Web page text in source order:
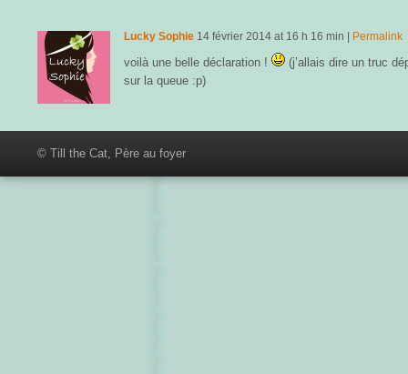
Lucky Sophie 14 février 2014 at 16 h 16 min Permalink
voilà une belle déclaration !
(j’allais dire un truc
sur la queue :p)
© Till the Cat, Père au foyer